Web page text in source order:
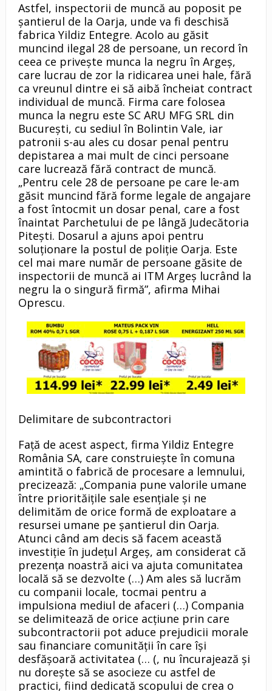
Astfel, inspectorii de muncă au poposit pe
şantierul de la Oarja, unde va fi deschisă
fabrica Yildiz Entegre. Acolo au găsit
muncind ilegal 28 de persoane, un record în
ceea ce priveşte munca la negru în Argeş,
care lucrau de zor la ridicarea unei hale, fără
ca vreunul dintre ei să aibă încheiat contract
individual de muncă. Firma care folosea
munca la negru este SC ARU MFG SRL din
Bucureşti, cu sediul în Bolintin Vale, iar
patronii s-au ales cu dosar penal pentru
depistarea a mai mult de cinci persoane
care lucrează fără contract de muncă.
„Pentru cele 28 de persoane pe care le-am
găsit muncind fără forme legale de angajare
a fost întocmit un dosar penal, care a fost
înaintat Parchetului de pe lângă Judecătoria
Piteşti. Dosarul a ajuns apoi pentru
soluţionare la postul de poliţie Oarja. Este
cel mai mare număr de persoane găsite de
inspectorii de muncă ai ITM Argeş lucrând la
negru la o singură firmă”, afirma Mihai
Oprescu.
Delimitare de subcontractori
Faţă de acest aspect, firma Yildiz Entegre
România SA, care construieşte în comuna
amintită o fabrică de procesare a lemnului,
precizează: „Compania pune valorile umane
între priorităiţile sale esenţiale şi ne
delimităm de orice formă de exploatare a
resursei umane pe şantierul din Oarja.
Atunci când am decis să facem această
investiţie în judeţul Argeş, am considerat că
prezenţa noastră aici va ajuta comunitatea
locală să se dezvolte (…) Am ales să lucrăm
cu companii locale, tocmai pentru a
impulsiona mediul de afaceri (…) Compania
se delimitează de orice acţiune prin care
subcontractorii pot aduce prejudicii morale
sau financiare comunităţii în care îşi
desfăşoară activitatea (… (, nu încurajează şi
nu doreşte să se asocieze cu astfel de
practici, fiind dedicată scopului de crea o